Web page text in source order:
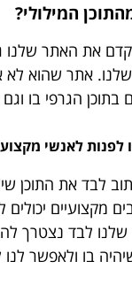
המילולי?
את האתר שלנו
אתר שהוא לא
הגרפי בו וגם
לפנות לאנשי
לבד את התוכן
מקצועיים
לבד נצטרך
בו ולאפשר